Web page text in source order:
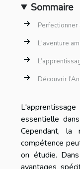
Sommaire
L'aventure
Découvrir
essentielle
Cependant,
compétence
on étudie.